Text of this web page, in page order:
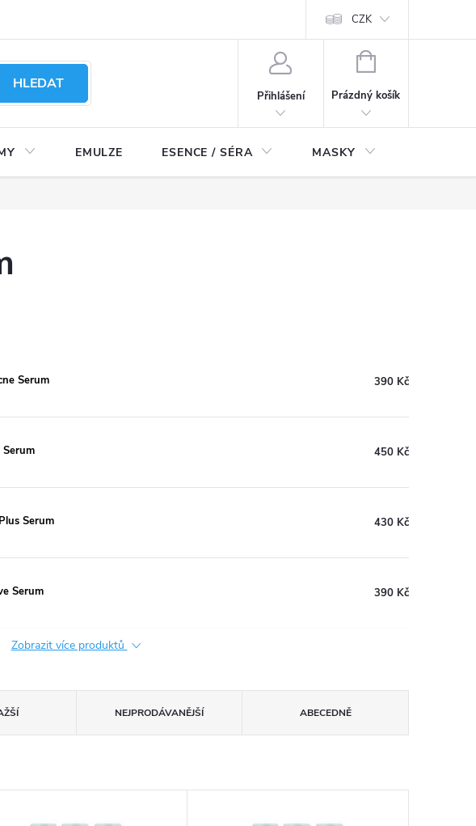
CZK
HLEDAT
Přihlášení
NÁKUPNÍ
Prázdný košík
EMULZE ESENCE / SÉRA MASKY
Serum 390 Kč
450 Kč
Serum 430 Kč
Serum 390 Kč
Zobrazit více produktů
NEJPRODÁVANĚJŠÍ ABECEDNĚ